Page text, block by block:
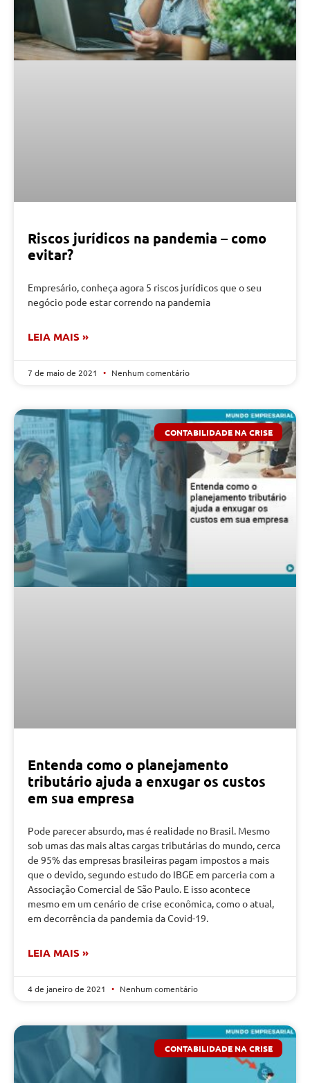
Riscos jurídicos na pandemia – como
evitar?
Empresário, conheça agora 5 riscos jurídicos que o seu
negócio pode estar correndo na pandemia
LEIA MAIS »
7 de maio de 2021 Nenhum comentário
CONTABILIDADE NA CRISE
Entenda como o planejamento
tributário ajuda a enxugar os custos
em sua empresa
Pode parecer absurdo, mas é realidade no Brasil. Mesmo
sob umas das mais altas cargas tributárias do mundo, cerca
de 95% das empresas brasileiras pagam impostos a mais
que o devido, segundo estudo do IBGE em parceria com a
Associação Comercial de São Paulo. E isso acontece
mesmo em um cenário de crise econômica, como o atual,
em decorrência da pandemia da Covid-19.
LEIA MAIS »
4 de janeiro de 2021 Nenhum comentário
CONTABILIDADE NA CRISE